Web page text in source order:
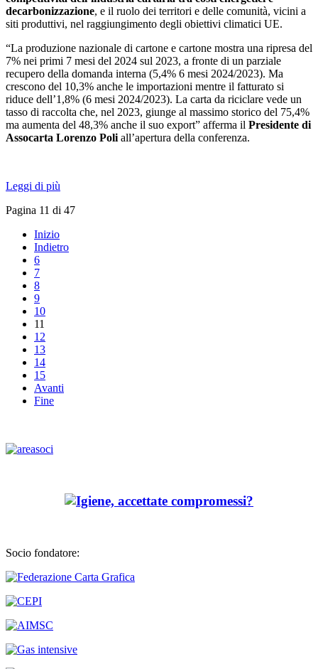
decarbonizzazione, e il ruolo dei territori e delle comunità, vicini a
siti produttivi, nel raggiungimento degli obiettivi climatici UE.
“La produzione nazionale di cartone e cartone mostra una ripresa del
7% nei primi 7 mesi del 2024 sul 2023, a fronte di un parziale
recupero della domanda interna (5,4% 6 mesi 2024/2023). Ma
crescono del 10,3% anche le importazioni mentre il fatturato si
riduce dell’1,8% (6 mesi 2024/2023). La carta da riciclare vede un
tasso di raccolta che, nel 2023, giunge al massimo storico del 75,4%
ma aumenta del 48,3% anche il suo export” afferma il Presidente di
Assocarta Lorenzo Poli all’apertura della conferenza.
Leggi di più
Pagina 11 di 47
Inizio
Indietro
6
7
8
9
10
11
12
13
14
15
Avanti
Fine
Socio fondatore: